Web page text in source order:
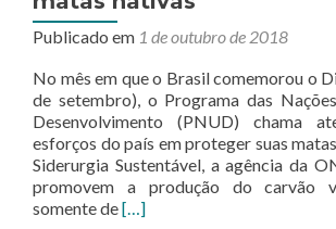
Publicado em 1 de outubro de 2018
No mês em que o Brasil comemorou o
de setembro), o Programa das
Desenvolvimento (PNUD) chama
esforços do país em proteger suas
Siderurgia Sustentável, a agência da
promovem a produção do carvão
somente deLeia
[…]